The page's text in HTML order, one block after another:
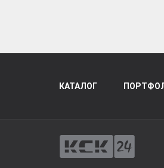
КАТАЛОГ